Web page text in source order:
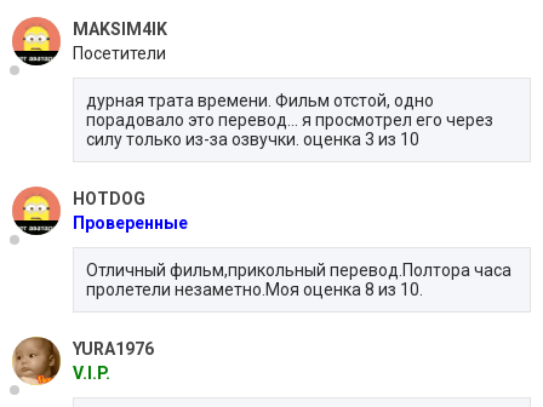
MAKSIM4IK
Посетители
дурная трата времени. Фильм отстой, одно
порадовало это перевод... я просмотрел его через
силу только из-за озвучки. оценка 3 из 10
HOTDOG
Проверенные
Отличный фильм,прикольный перевод.Полтора часа
пролетели незаметно.Моя оценка 8 из 10.
YURA1976
V.I.P.